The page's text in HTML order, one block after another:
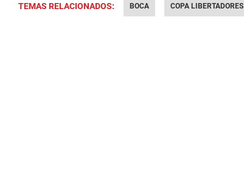
TEMAS RELACIONADOS: BOCA COPA LIBERTADORES